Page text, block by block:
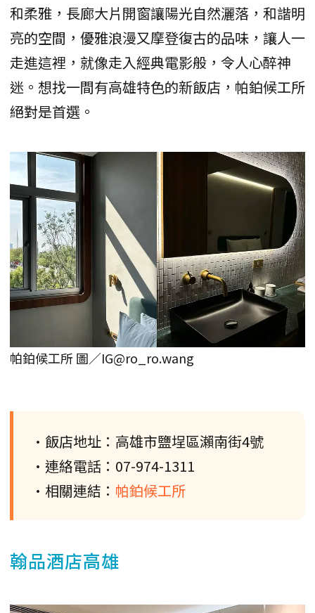
和柔雅，長廊大片開窗讓陽光自然灑落，和諧明
亮的空間，優雅浪漫又摩登復古的品味，讓人一
走進這裡，就像走入經典電影般，令人心醉神
迷。想找一間有高雄特色的新飯店，帕鉑候工所
絕對是首選。
帕鉑候工所 圖／IG@ro_ro.wang
•飯店地址：高雄市鹽埕區瀨南街4號
•連絡電話：07-974-1311
•相關連結： 帕鉑候工所
翰品酒店高雄